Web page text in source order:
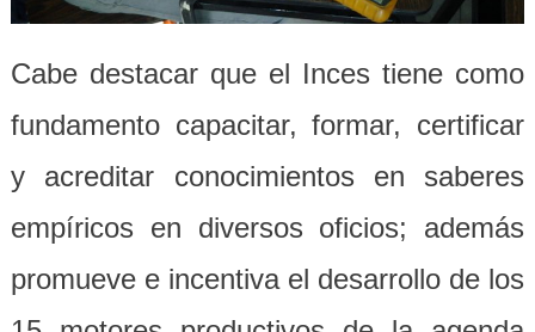
Cabe destacar que el Inces tiene como
fundamento capacitar, formar, certificar
y acreditar conocimientos en saberes
empíricos en diversos oficios; además
promueve e incentiva el desarrollo de los